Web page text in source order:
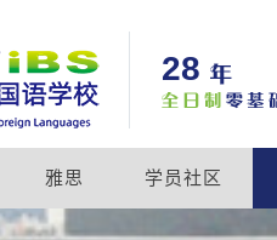
28
雅思 学员社区